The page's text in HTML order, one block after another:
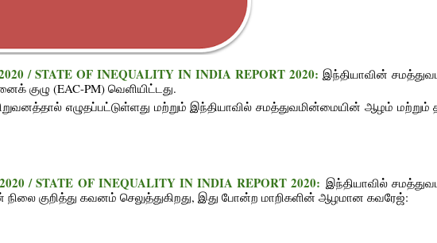
/ STATE OF INEQUALITY IN INDIA REPORT 2020: இந்தியாவின்
குழு (EAC-PM) வெளியிட்டது.
எழுதப்பட்டுள்ளது மற்றும் இந்தியாவில் சமத்துவமின்மையின் ஆழம் மற்றும்
/ STATE OF INEQUALITY IN INDIA REPORT 2020: இந்தியாவில்
குறித்து கவனம் செலுத்துகிறது, இது போன்ற மாறிகளின் ஆழமான கவரேஜ்: